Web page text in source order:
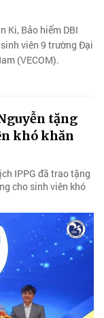
Ki, Bảo hiểm DBI
viên 9 trường Đại
(VECOM).
tặng
khó khăn
IPPG đã trao tặng
cho sinh viên khó